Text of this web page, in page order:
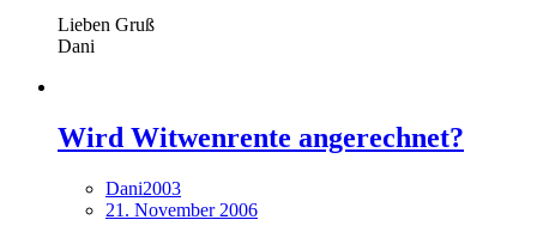
Lieben Gruß
Dani
Wird Witwenrente angerechnet?
Dani2003
21. November 2006